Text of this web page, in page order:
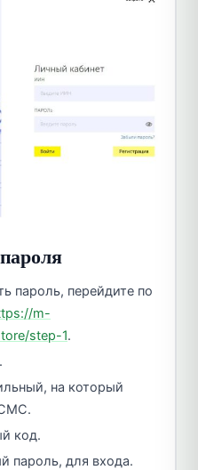
пароль, перейдите по
m-
step-1.
на который
СМС.
код.
пароль, для входа.